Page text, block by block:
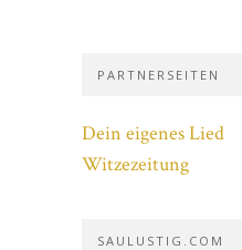
PARTNERSEITEN
Dein eigenes Lied
Witzezeitung
SAULUSTIG.COM